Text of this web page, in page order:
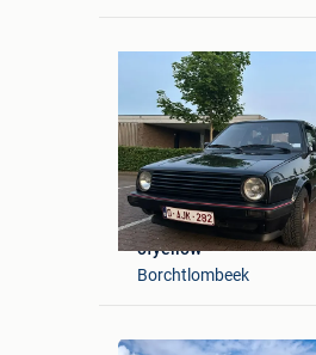
ofyellow
Borchtlombeek